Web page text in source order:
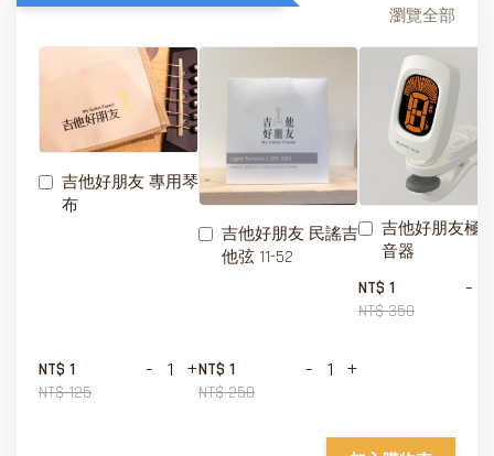
瀏覽全部
吉他好朋友 專用琴
布
NT$ 1
NT$ 125
- +
吉他好朋友 民謠吉
他弦 11-52
NT$ 1
NT$ 250
- +
吉他好朋友極
音器
NT$ 1
NT$ 350
-